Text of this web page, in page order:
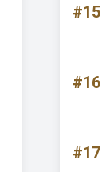
#15
#16
#17